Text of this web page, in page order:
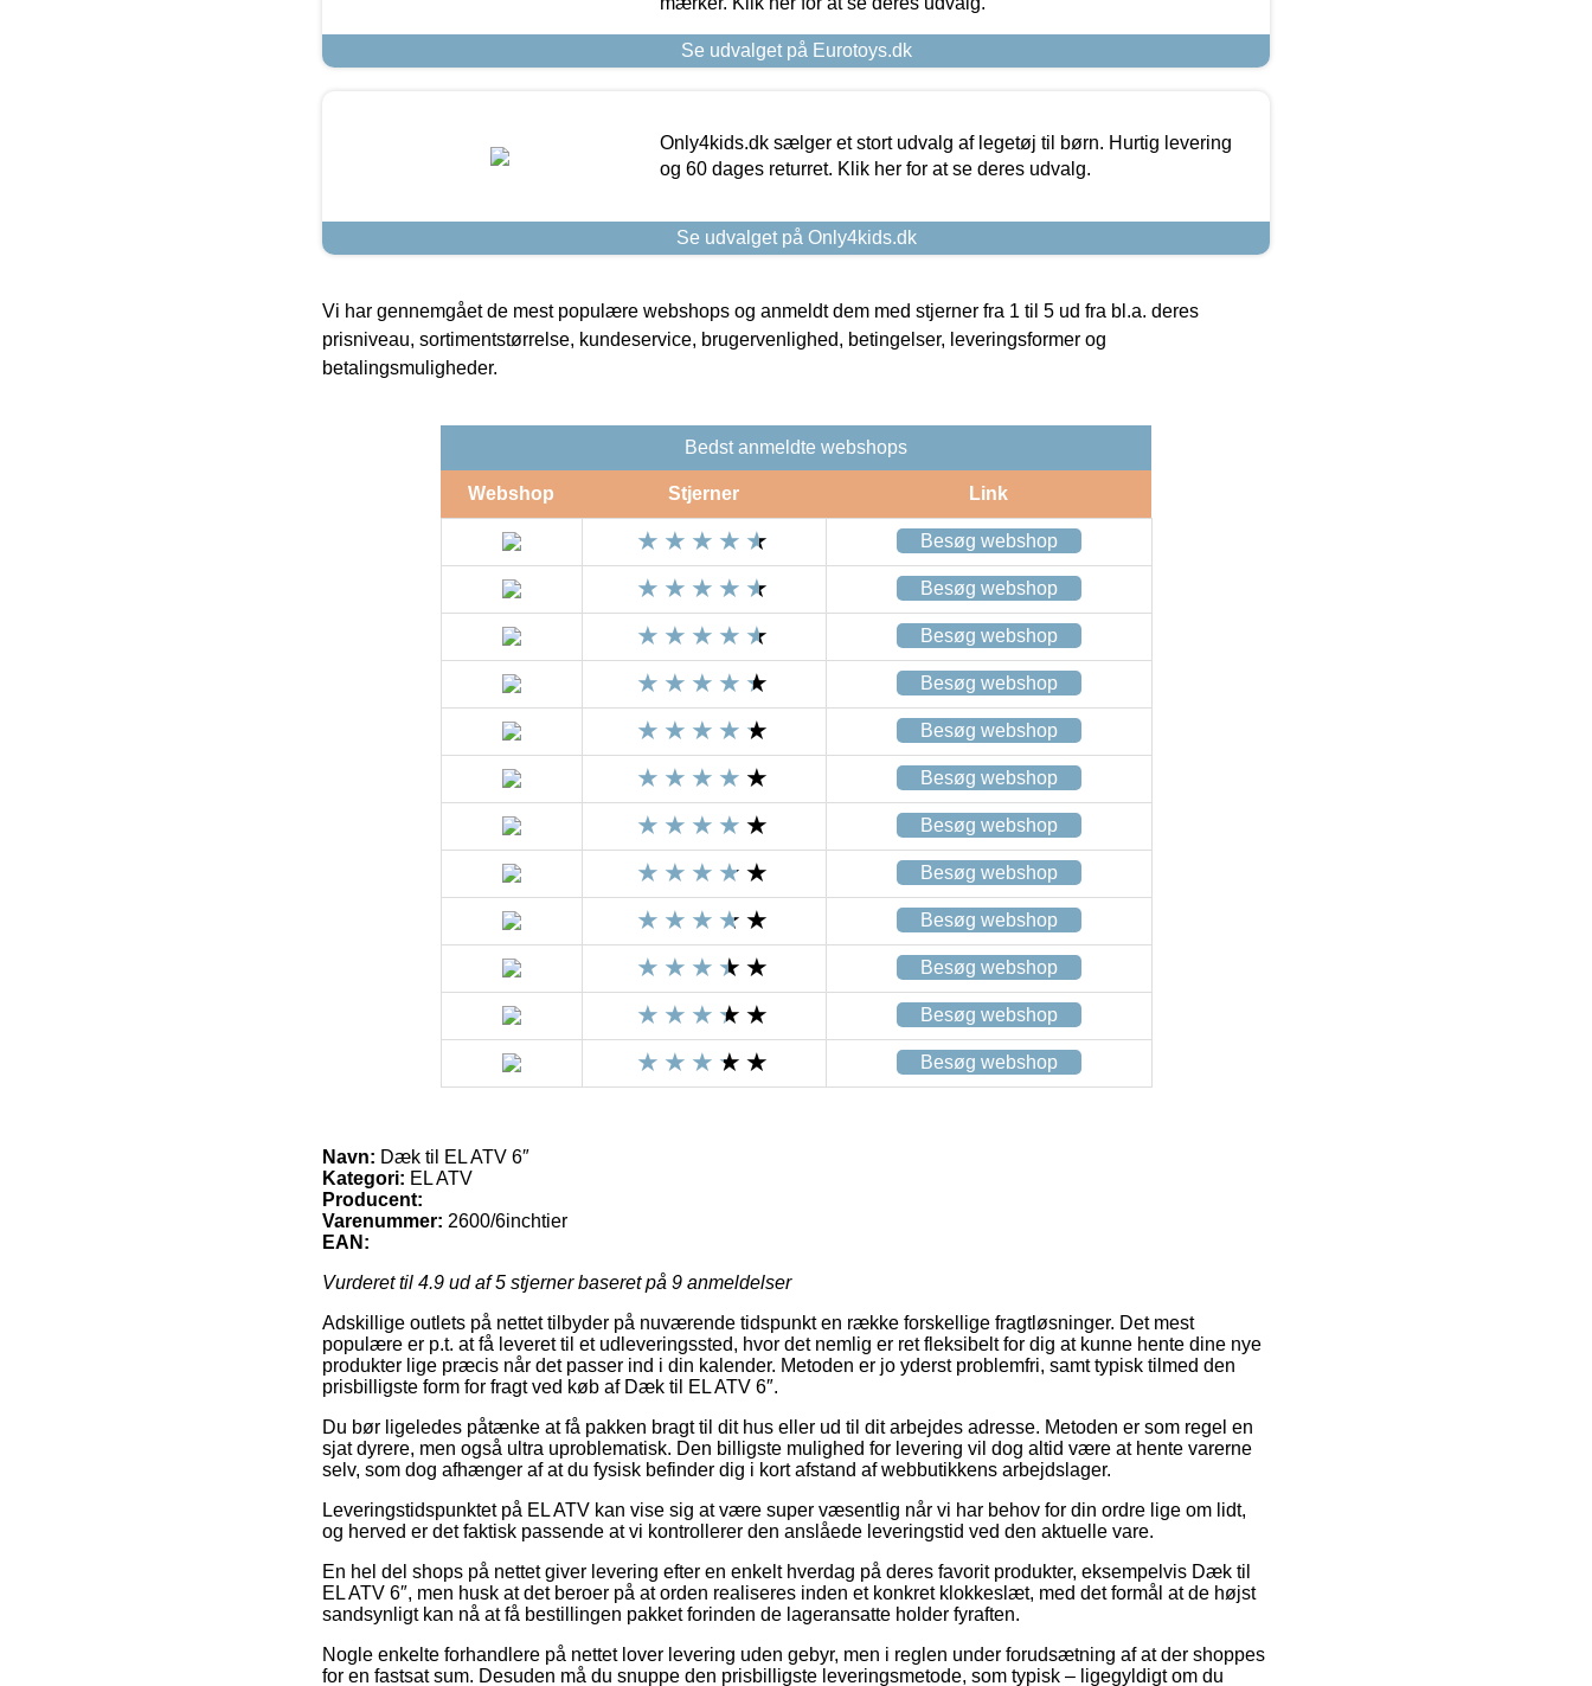
Se udvalget på Eurotoys.dk
Only4kids.dk sælger et stort udvalg af legetøj til børn. Hurtig levering
og 60 dages returret. Klik her for at se deres udvalg.
Se udvalget på Only4kids.dk
Vi har gennemgået de mest populære webshops og anmeldt dem med stjerner fra 1 til 5 ud fra bl.a. deres
prisniveau, sortimentstørrelse, kundeservice, brugervenlighed, betingelser, leveringsformer og
betalingsmuligheder.
Bedst anmeldte webshops
Webshop Stjerner Link
Besøg webshop
Besøg webshop
Besøg webshop
Besøg webshop
Besøg webshop
Besøg webshop
Besøg webshop
Besøg webshop
Besøg webshop
Besøg webshop
Besøg webshop
Besøg webshop
Navn: Dæk til EL ATV 6″
Kategori: EL ATV
Producent:
Varenummer: 2600/6inchtier
EAN:
Vurderet til 4.9 ud af 5 stjerner baseret på 9 anmeldelser
Adskillige outlets på nettet tilbyder på nuværende tidspunkt en række forskellige fragtløsninger. Det mest
populære er p.t. at få leveret til et udleveringssted, hvor det nemlig er ret fleksibelt for dig at kunne hente dine nye
produkter lige præcis når det passer ind i din kalender. Metoden er jo yderst problemfri, samt typisk tilmed den
prisbilligste form for fragt ved køb af Dæk til EL ATV 6″.
Du bør ligeledes påtænke at få pakken bragt til dit hus eller ud til dit arbejdes adresse. Metoden er som regel en
sjat dyrere, men også ultra uproblematisk. Den billigste mulighed for levering vil dog altid være at hente varerne
selv, som dog afhænger af at du fysisk befinder dig i kort afstand af webbutikkens arbejdslager.
Leveringstidspunktet på EL ATV kan vise sig at være super væsentlig når vi har behov for din ordre lige om lidt,
og herved er det faktisk passende at vi kontrollerer den anslåede leveringstid ved den aktuelle vare.
En hel del shops på nettet giver levering efter en enkelt hverdag på deres favorit produkter, eksempelvis Dæk til
EL ATV 6″, men husk at det beroer på at orden realiseres inden et konkret klokkeslæt, med det formål at de højst
sandsynligt kan nå at få bestillingen pakket forinden de lageransatte holder fyraften.
Nogle enkelte forhandlere på nettet lover levering uden gebyr, men i reglen under forudsætning af at der shoppes
for en fastsat sum. Desuden må du snuppe den prisbilligste leveringsmetode, som typisk – ligegyldigt om du